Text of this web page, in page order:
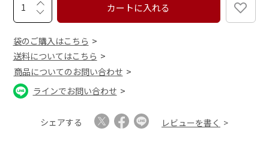
カートに入れる
袋のご購入はこちら
送料についてはこちら
商品についてのお問い合わせ
ラインでお問い合わせ
シェアする レビューを書く